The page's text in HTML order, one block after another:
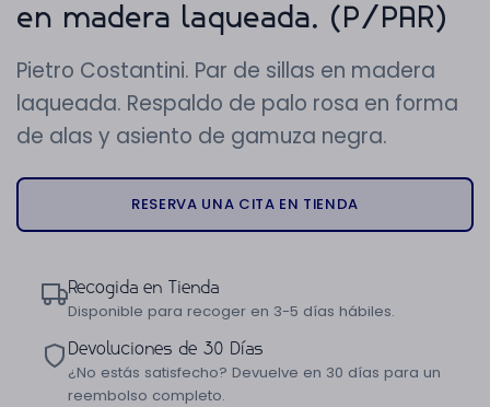
en madera laqueada. (P/PAR)
Pietro Costantini. Par de sillas en madera
laqueada. Respaldo de palo rosa en forma
de alas y asiento de gamuza negra.
RESERVA UNA CITA EN TIENDA
Recogida en Tienda
Disponible para recoger en 3-5 días hábiles.
Devoluciones de 30 Días
¿No estás satisfecho? Devuelve en 30 días para un
reembolso completo.